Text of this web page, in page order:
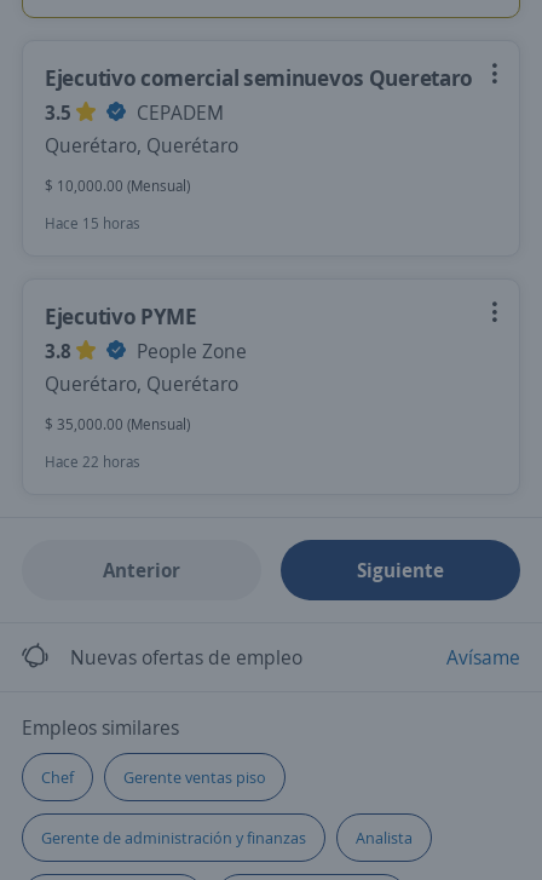
Ejecutivo comercial seminuevos Queretaro
3.5
CEPADEM
Querétaro, Querétaro
$ 10,000.00 (Mensual)
Hace 15 horas
Ejecutivo PYME
3.8
People Zone
Querétaro, Querétaro
$ 35,000.00 (Mensual)
Hace 22 horas
Anterior Siguiente
Nuevas ofertas de empleo Avísame
Empleos similares
Chef Gerente ventas piso
Gerente de administración y finanzas Analista